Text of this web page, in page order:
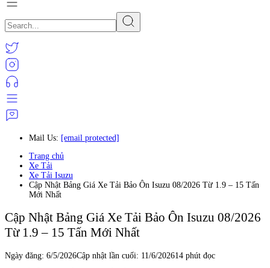
Mail Us: [email protected]
Trang chủ
Xe Tải
Xe Tải Isuzu
Cập Nhật Bảng Giá Xe Tải Bảo Ôn Isuzu 08/2026 Từ 1.9 – 15 Tấn
Mới Nhất
Cập Nhật Bảng Giá Xe Tải Bảo Ôn Isuzu 08/2026
Từ 1.9 – 15 Tấn Mới Nhất
Ngày đăng: 6/5/2026Cập nhật lần cuối: 11/6/202614 phút đọc